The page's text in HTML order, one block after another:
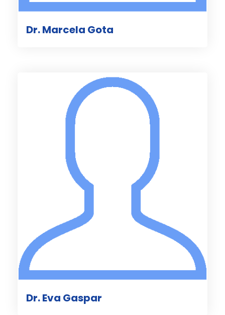
Dr. Marcela Gota
Dr. Eva Gaspar